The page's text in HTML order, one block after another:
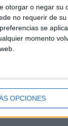
otorgar o negar su
no requerir de
se
momento
OPCIONES
semana. En el
un
lo relativo a la